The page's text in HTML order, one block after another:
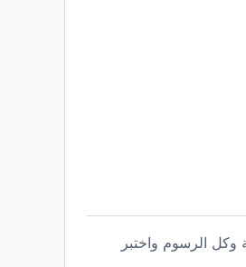
الرسوم واختبر